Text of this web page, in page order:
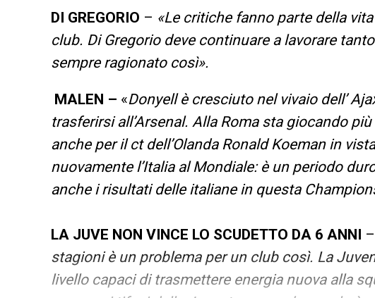
DI GREGORIO – «Le critiche fanno parte della
club. Di Gregorio deve continuare a lavorare
sempre ragionato così».
MALEN – «Donyell è cresciuto nel vivaio dell’
trasferirsi all’Arsenal. Alla Roma sta giocando
anche per il ct dell’Olanda Ronald Koeman in
nuovamente l’Italia al Mondiale: è un periodo
anche i risultati delle italiane in questa
LA JUVE NON VINCE LO SCUDETTO DA 6 ANNI –
stagioni è un problema per un club così. La
livello capaci di trasmettere energia nuova alla